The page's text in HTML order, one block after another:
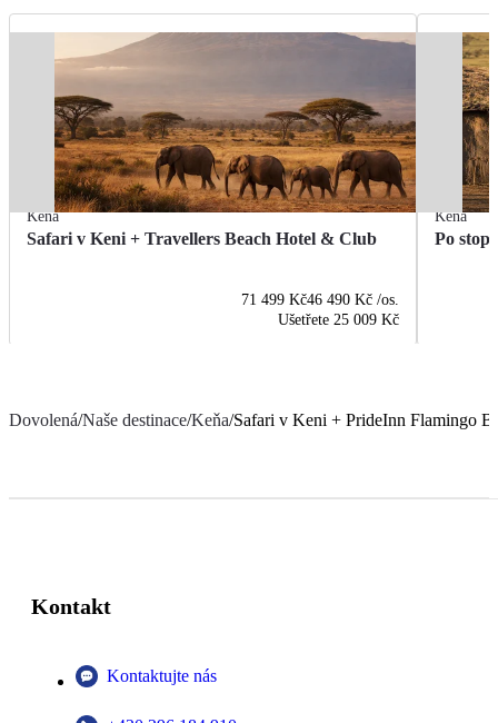
Keňa
Safari v Keni + Travellers Beach Hotel & Club
71 499 Kč46 490 Kč /os.
Ušetřete 25 009 Kč
Keňa
Po
Dovolená/Naše destinace/Keňa/Safari v Keni + PrideInn Flamingo
Kontakt
Kontaktujte nás